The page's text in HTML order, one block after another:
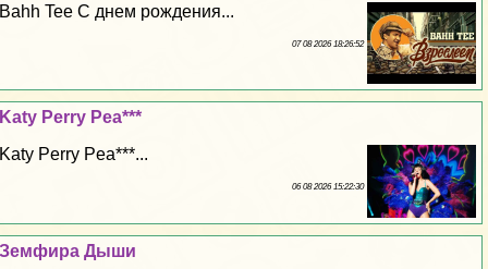
Bahh Tee С днем рождения...
07 08 2026 18:26:52
Katy Perry Pea***
Katy Perry Pea***...
06 08 2026 15:22:30
Земфира Дыши